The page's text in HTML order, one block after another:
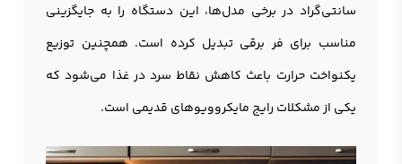
سانتی‌گراد در برخی مدل‌ها، این دستگاه را به جایگزینی
مناسب برای فر برقی تبدیل کرده است. همچنین توزیع
یکنواخت حرارت باعث کاهش نقاط سرد در غذا می‌شود که
یکی از مشکلات رایج مایکروویوهای قدیمی است.